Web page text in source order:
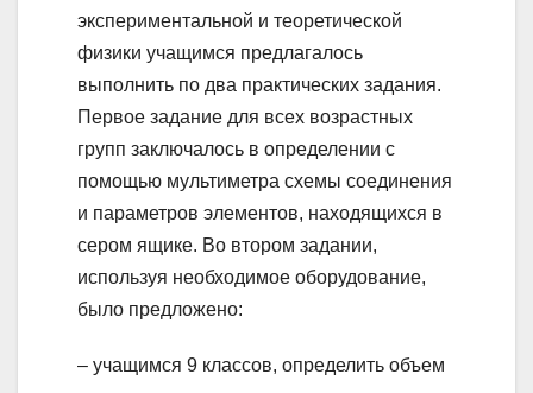
экспериментальной и теоретической
физики учащимся предлагалось
выполнить по два практических задания.
Первое задание для всех возрастных
групп заключалось в определении с
помощью мультиметра схемы соединения
и параметров элементов, находящихся в
сером ящике. Во втором задании,
используя необходимое оборудование,
было предложено:
– учащимся 9 классов, определить объем